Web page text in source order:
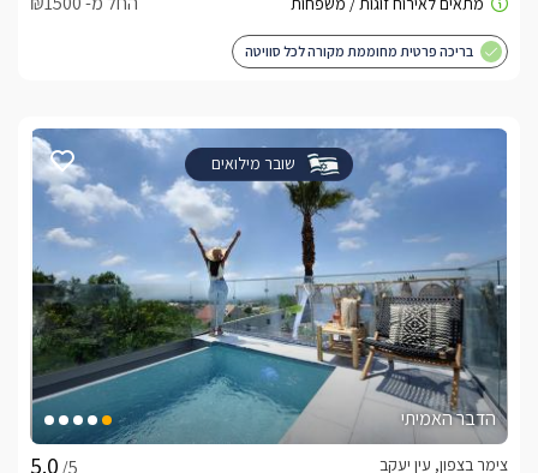
בריכה פרטית מחוממת מקורה לכל סוויטה
שובר מילואים
הדבר האמיתי
/5
צימר בצפון, עין יעקב